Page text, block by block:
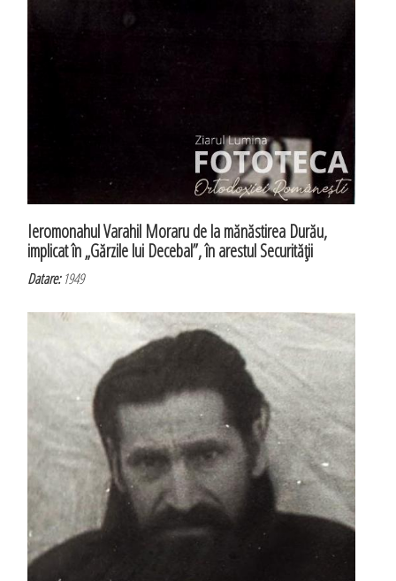
Ieromonahul Varahil Moraru de la mănăstirea Durău,
implicat în „Gărzile lui Decebal”, în arestul Securităţii
Datare:1949